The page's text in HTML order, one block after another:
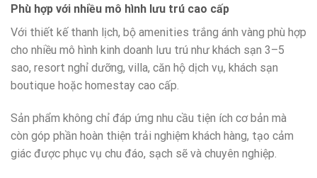
Phù hợp với nhiều mô hình lưu trú cao cấp
Với thiết kế thanh lịch, bộ amenities trắng ánh vàng phù hợp
cho nhiều mô hình kinh doanh lưu trú như khách sạn 3–5
sao, resort nghỉ dưỡng, villa, căn hộ dịch vụ, khách sạn
boutique hoặc homestay cao cấp.
Sản phẩm không chỉ đáp ứng nhu cầu tiện ích cơ bản mà
còn góp phần hoàn thiện trải nghiệm khách hàng, tạo cảm
giác được phục vụ chu đáo, sạch sẽ và chuyên nghiệp.